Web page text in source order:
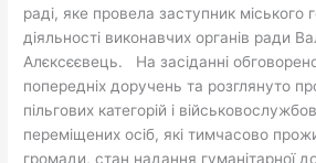
раді, яке провела заступник міського
діяльності виконавчих органів ради
Алєксєєвець. На засіданні
попередніх доручень та розглянуто
пільгових категорій і
переміщених осіб, які тимчасово
громади, стан надання гуманітарної